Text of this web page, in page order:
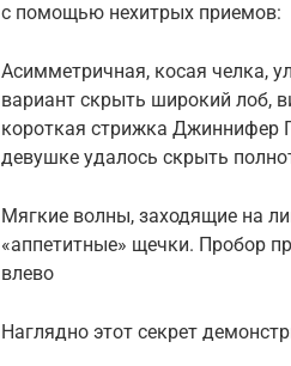
с помощью нехитрых приемов:
Асимметричная, косая челка,
вариант скрыть широкий лоб,
короткая стрижка Джиннифер
девушке удалось скрыть
Мягкие волны, заходящие на
«аппетитные» щечки. Пробор
влево
Наглядно этот секрет